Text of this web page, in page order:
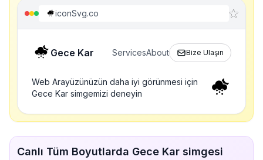
iconSvg.co
Gece Kar ServicesAbout Bize Ulaşın
Web Arayüzünüzün daha iyi görünmesi için
Gece Kar simgemizi deneyin
Canlı Tüm Boyutlarda Gece Kar simgesi